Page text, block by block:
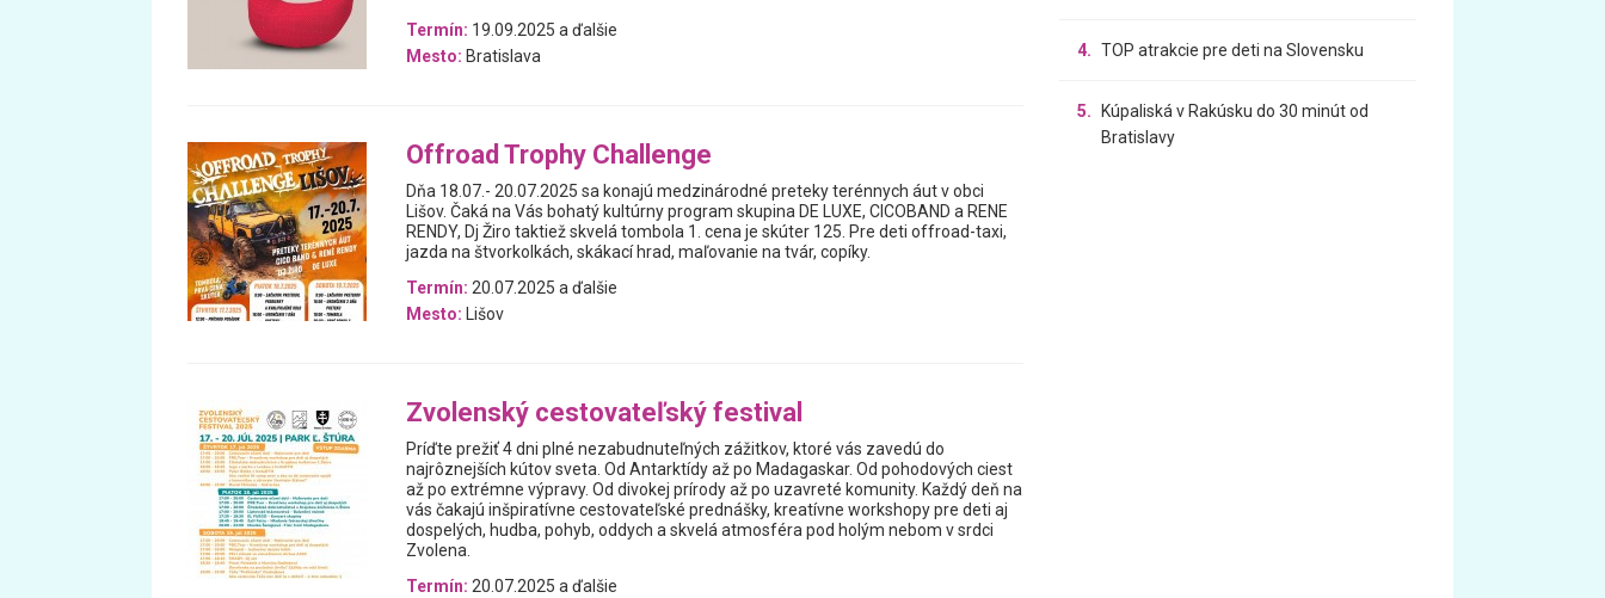
Termín: 19.09.2025 a ďalšie
Mesto: Bratislava
Offroad Trophy Challenge
Dňa 18.07.- 20.07.2025 sa konajú medzinárodné preteky terénnych áut v obci
Lišov. Čaká na Vás bohatý kultúrny program skupina DE LUXE, CICOBAND a RENE
RENDY, Dj Žiro taktiež skvelá tombola 1. cena je skúter 125. Pre deti offroad-taxi,
jazda na štvorkolkách, skákací hrad, maľovanie na tvár, copíky.
Termín: 20.07.2025 a ďalšie
Mesto: Lišov
Zvolenský cestovateľský festival
Príďte prežiť 4 dni plné nezabudnuteľných zážitkov, ktoré vás zavedú do
najrôznejších kútov sveta. Od Antarktídy až po Madagaskar. Od pohodových ciest
až po extrémne výpravy. Od divokej prírody až po uzavreté komunity. Každý deň na
vás čakajú inšpiratívne cestovateľské prednášky, kreatívne workshopy pre deti aj
dospelých, hudba, pohyb, oddych a skvelá atmosféra pod holým nebom v srdci
Zvolena.
Termín: 20.07.2025 a ďalšie
4. TOP atrakcie pre deti na Slovensku
5.
Kúpaliská v Rakúsku do 30 minút od
Bratislavy